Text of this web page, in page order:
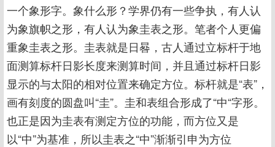
一个象形字。象什么形？学界仍有一些争执，有人认
为象旗帜之形，有人认为象圭表之形。笔者个人更偏
重象圭表之形。圭表就是日晷，古人通过立标杆于地
面测算标杆日影长度来测算时间，并且通过标杆日影
显示的与太阳的相对位置来确定方位。标杆就是“表”，
画有刻度的圆盘叫“圭”。圭和表组合形成了“中“字形。
也正是因为圭表有测定方位的功能，而方位又是
以“中”为基准，所以圭表之“中”渐渐引申为方位